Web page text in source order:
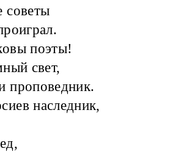
советы
поэты!
свет,
проповедник.
наследник,